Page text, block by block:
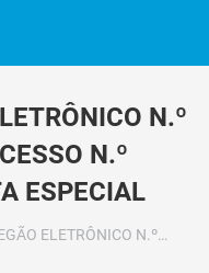
N.º
N.º
ESPECIAL
ELETRÔNICO N.º…